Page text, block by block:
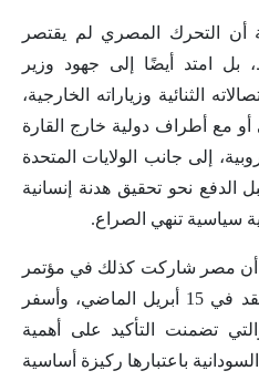
أن التحرك المصري لم يقتصر
امتد أيضًا إلى جهود وزير
الثنائية وزياراته الخارجية،
مع أطراف دولية خارج القارة
إلى جانب الولايات المتحدة
نحو تحقيق هدنة إنسانية
سياسية تنهي الصراع.
أن مصر شاركت كذلك في مؤتمر
برلين بشأن السودان الذي انعقد في 15 أبريل الماضي، وأسفر
تضمنت التأكيد على أهمية
باعتبارها ركيزة أساسية